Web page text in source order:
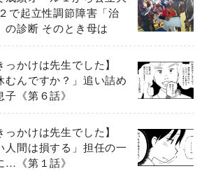
で起立性調節障害「治
の診断 そのとき母は
っかけは先生でした】
むんですか？」追い詰め
《第６話》
っかけは先生でした】
人間は損する」担任の一
…《第１話》